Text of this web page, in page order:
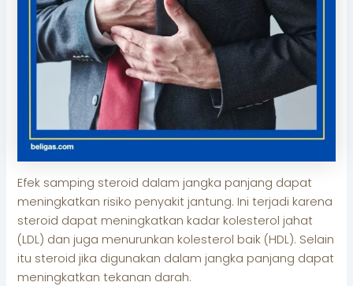
Efek samping steroid dalam jangka panjang dapat
meningkatkan risiko penyakit jantung. Ini terjadi karena
steroid dapat meningkatkan kadar kolesterol jahat
(LDL) dan juga menurunkan kolesterol baik (HDL). Selain
itu steroid jika digunakan dalam jangka panjang dapat
meningkatkan tekanan darah.